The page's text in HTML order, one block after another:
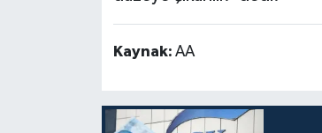
Kaynak: AA